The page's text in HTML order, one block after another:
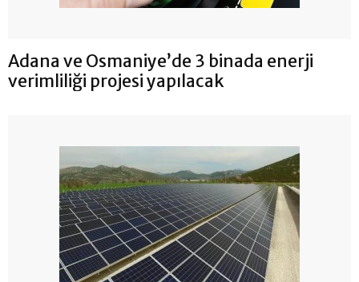
Adana ve Osmaniye’de 3 binada enerji
verimliliği projesi yapılacak